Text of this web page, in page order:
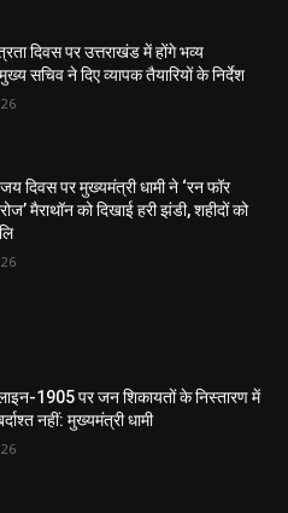
दिवस पर उत्तराखंड में होंगे भव्य
सचिव ने दिए व्यापक तैयारियों के निर्देश
दिवस पर मुख्यमंत्री धामी ने ‘रन फॉर
मैराथॉन को दिखाई हरी झंडी, शहीदों को
1905 पर जन शिकायतों के निस्तारण में
नहीं: मुख्यमंत्री धामी